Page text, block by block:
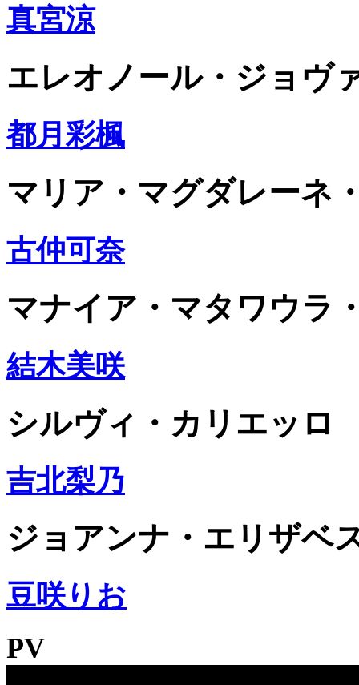
真宮涼
エレオノール・ジョヴ
都月彩楓
マリア・マグダレーネ
古仲可奈
マナイア・マタワウラ
結木美咲
シルヴィ・カリエッロ
吉北梨乃
ジョアンナ・エリザベ
豆咲りお
PV